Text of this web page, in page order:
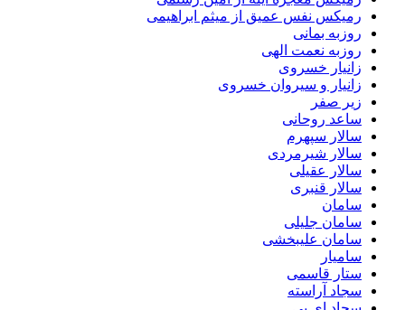
رمیکس نفس عمیق از میثم ابراهیمی
روزبه بمانی
روزبه نعمت الهی
زانیار خسروی
زانیار و سیروان خسروی
زیر صفر
ساعد روحانی
سالار سپهرم
سالار شیرمردی
سالار عقیلی
سالار قنبری
سامان
سامان جلیلی
سامان علیبخشی
سامیار
ستار قاسمی
سجاد آراسته